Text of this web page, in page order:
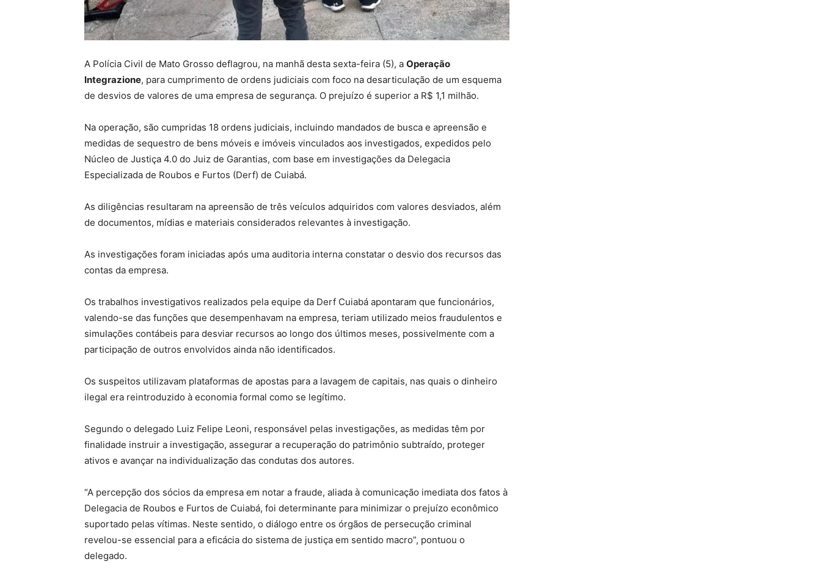
A Polícia Civil de Mato Grosso deflagrou, na manhã desta sexta-feira (5), a Operação
Integrazione, para cumprimento de ordens judiciais com foco na desarticulação de um esquema
de desvios de valores de uma empresa de segurança. O prejuízo é superior a R$ 1,1 milhão.
Na operação, são cumpridas 18 ordens judiciais, incluindo mandados de busca e apreensão e
medidas de sequestro de bens móveis e imóveis vinculados aos investigados, expedidos pelo
Núcleo de Justiça 4.0 do Juiz de Garantias, com base em investigações da Delegacia
Especializada de Roubos e Furtos (Derf) de Cuiabá.
As diligências resultaram na apreensão de três veículos adquiridos com valores desviados, além
de documentos, mídias e materiais considerados relevantes à investigação.
As investigações foram iniciadas após uma auditoria interna constatar o desvio dos recursos das
contas da empresa.
Os trabalhos investigativos realizados pela equipe da Derf Cuiabá apontaram que funcionários,
valendo-se das funções que desempenhavam na empresa, teriam utilizado meios fraudulentos e
simulações contábeis para desviar recursos ao longo dos últimos meses, possivelmente com a
participação de outros envolvidos ainda não identificados.
Os suspeitos utilizavam plataformas de apostas para a lavagem de capitais, nas quais o dinheiro
ilegal era reintroduzido à economia formal como se legítimo.
Segundo o delegado Luiz Felipe Leoni, responsável pelas investigações, as medidas têm por
finalidade instruir a investigação, assegurar a recuperação do patrimônio subtraído, proteger
ativos e avançar na individualização das condutas dos autores.
“A percepção dos sócios da empresa em notar a fraude, aliada à comunicação imediata dos fatos à
Delegacia de Roubos e Furtos de Cuiabá, foi determinante para minimizar o prejuízo econômico
suportado pelas vítimas. Neste sentido, o diálogo entre os órgãos de persecução criminal
revelou-se essencial para a eficácia do sistema de justiça em sentido macro”, pontuou o
delegado.